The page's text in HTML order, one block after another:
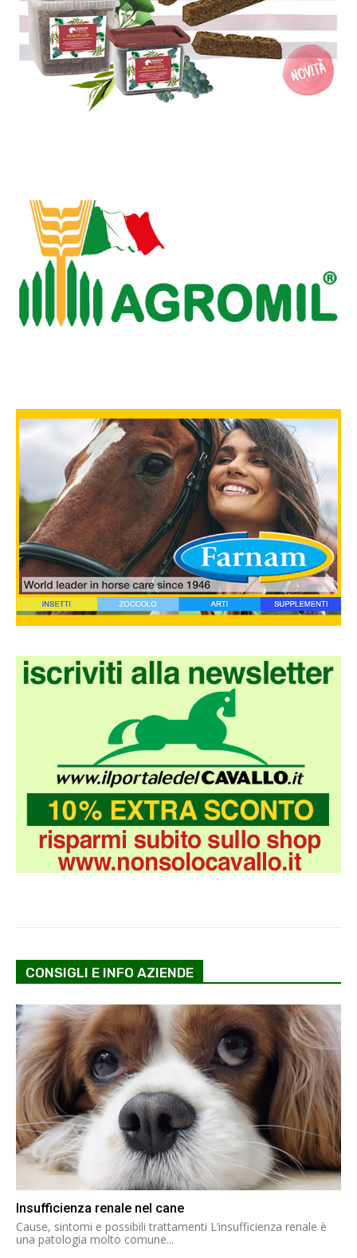
CONSIGLI E INFO AZIENDE
Insufficienza renale nel cane
Cause, sintomi e possibili trattamenti L’insufficienza renale è
una patologia molto comune...